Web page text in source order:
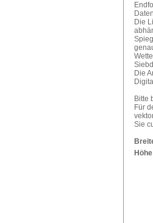
Die
Die
Bitte
Für
Sie
Höhe